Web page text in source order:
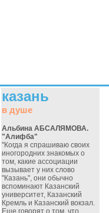
казань
в душе
Альбина АБСАЛЯМОВА.
"Алифба"
"Когда я спрашиваю своих
иногородних знакомых о
том, какие ассоциации
вызывает у них слово
"Казань", они обычно
вспоминают Казанский
университет, Казанский
Кремль и Казанский вокзал.
Еще говорят о том, что